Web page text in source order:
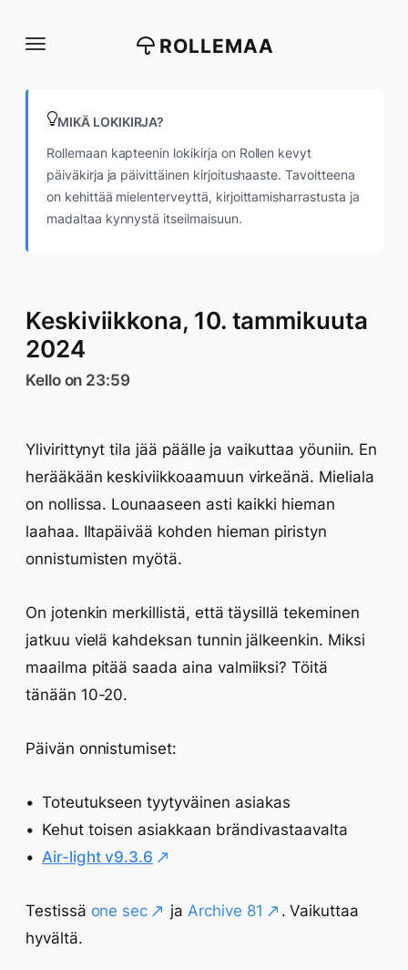
suoraan
ROLLEMAA
MIKÄ LOKIKIRJA?
Rollemaan kapteenin lokikirja on Rollen kevyt
päiväkirja ja päivittäinen kirjoitushaaste. Tavoitteena
on kehittää mielenterveyttä, kirjoittamisharrastusta ja
madaltaa kynnystä itseilmaisuun.
Keskiviikkona, 10. tammikuuta
2024
Kello on 23:59
Ylivirittynyt tila jää päälle ja vaikuttaa yöuniin. En
herääkään keskiviikkoaamuun virkeänä. Mieliala
on nollissa. Lounaaseen asti kaikki hieman
laahaa. Iltapäivää kohden hieman piristyn
onnistumisten myötä.
On jotenkin merkillistä, että täysillä tekeminen
jatkuu vielä kahdeksan tunnin jälkeenkin. Miksi
maailma pitää saada aina valmiiksi? Töitä
tänään 10-20.
Päivän onnistumiset:
Toteutukseen tyytyväinen asiakas
Kehut toisen asiakkaan brändivastaavalta
Air-light v9.3.6
Testissä one sec ja Archive 81
. Vaikuttaa
hyvältä.